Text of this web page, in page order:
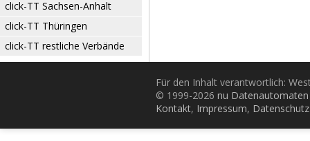
click-TT Sachsen-Anhalt
click-TT Thüringen
click-TT restliche Verbände
Für den Inhalt verantwortlich:
© 1999-2026 nu
Kontakt, Impressum, Datenschutz